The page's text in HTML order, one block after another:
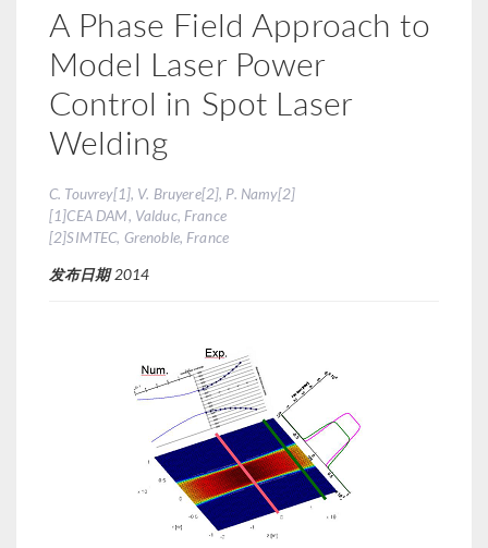
A Phase Field Approach to
Model Laser Power
Control in Spot Laser
Welding
C. Touvrey[1], V. Bruyere[2], P. Namy[2]
[1]CEA DAM, Valduc, France
[2]SIMTEC, Grenoble, France
发布日期2014